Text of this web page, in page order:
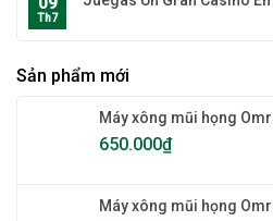
Th7
Sản phẩm mới
Máy xông mũi họng
650.000₫
Máy xông mũi họng